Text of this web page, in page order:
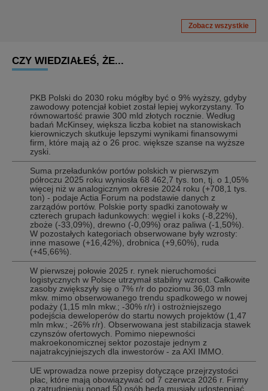
Zobacz wszystkie
CZY WIEDZIAŁEŚ, ŻE...
PKB Polski do 2030 roku mógłby być o 9% wyższy, gdyby
zawodowy potencjał kobiet został lepiej wykorzystany. To
równowartość prawie 300 mld złotych rocznie. Według
badań McKinsey, większa liczba kobiet na stanowiskach
kierowniczych skutkuje lepszymi wynikami finansowymi
firm, które mają aż o 26 proc. większe szanse na wyższe
zyski.
Suma przeładunków portów polskich w pierwszym
półroczu 2025 roku wyniosła 68 462,7 tys. ton, tj. o 1,05%
więcej niż w analogicznym okresie 2024 roku (+708,1 tys.
ton) - podaje Actia Forum na podstawie danych z
zarządów portów. Polskie porty spadki zanotowały w
czterech grupach ładunkowych: węgiel i koks (-8,22%),
zboże (-33,09%), drewno (-0,09%) oraz paliwa (-1,50%).
W pozostałych kategoriach obserwowane były wzrosty:
inne masowe (+16,42%), drobnica (+9,60%), ruda
(+45,66%).
W pierwszej połowie 2025 r. rynek nieruchomości
logistycznych w Polsce utrzymał stabilny wzrost. Całkowite
zasoby zwiększyły się o 7% r/r do poziomu 36,03 mln
mkw. mimo obserwowanego trendu spadkowego w nowej
podaży (1,15 mln mkw.; -30% r/r) i ostrożniejszego
podejścia deweloperów do startu nowych projektów (1,47
mln mkw.; -26% r/r). Obserwowana jest stabilizacja stawek
czynszów ofertowych. Pomimo niepewności
makroekonomicznej sektor pozostaje jednym z
najatrakcyjniejszych dla inwestorów - za AXI IMMO.
UE wprowadza nowe przepisy dotyczące przejrzystości
płac, które mają obowiązywać od 7 czerwca 2026 r. Firmy
o zatrudnieniu ponad 50 osób będą musiały udostępniać